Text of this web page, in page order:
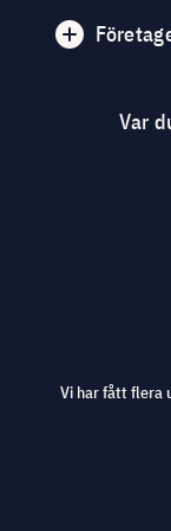
Var
Vi har fått flera